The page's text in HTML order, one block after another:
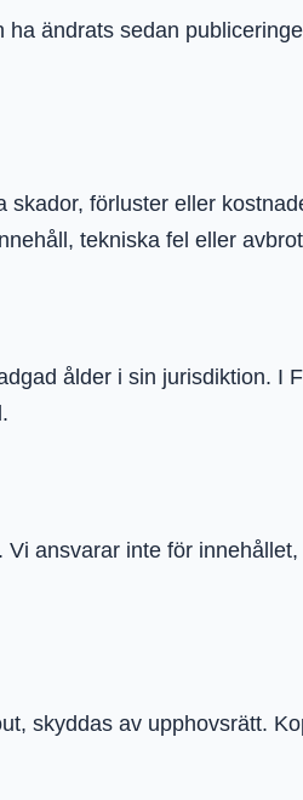
ändrats sedan
förluster eller
tekniska fel eller
ålder i sin jurisdiktion. I
ansvarar inte för
skyddas av upphovsrätt.